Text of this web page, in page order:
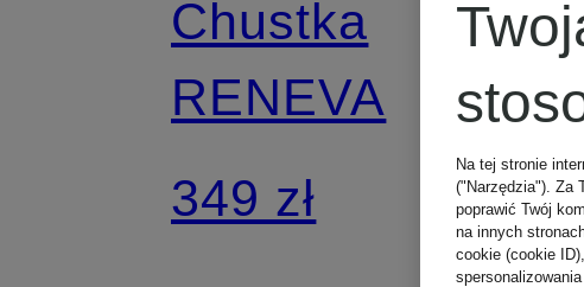
Chustka
RENEVA
349 zł
Na tej stronie
("Narzędzia"). Za
poprawić Twój
na innych
cookie (cookie